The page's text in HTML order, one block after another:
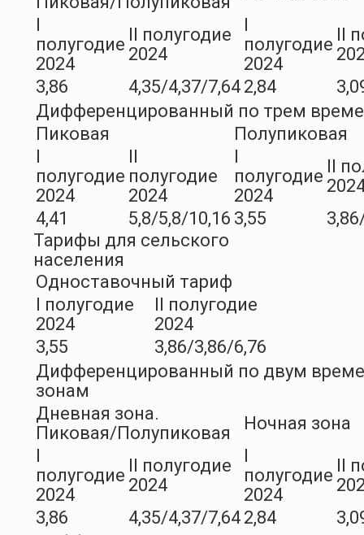
полугодие
2024
II полугодие
2024
полугодие
2024
II
3,86
4,35/4,37/7,64 2,84
Дифференцированный по трем
Пиковая
Полупиковая
полугодие
2024
полугодие
2024
полугодие
2024
II
4,41
5,8/5,8/10,16 3,55
Тарифы для сельского
населения
Одноставочный тариф
I полугодие
2024
II полугодие
2024
3,55
3,86/3,86/6,76
Дифференцированный по двум
зонам
Дневная зона.
Пиковая/Полупиковая
Ночная зона
полугодие
2024
II полугодие
2024
полугодие
2024
II
3,86
4,35/4,37/7,64 2,84